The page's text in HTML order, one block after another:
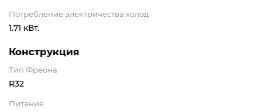
Потребление электричества холод
1.71 кВт.
Конструкция
Тип Фреона
R32
Питание